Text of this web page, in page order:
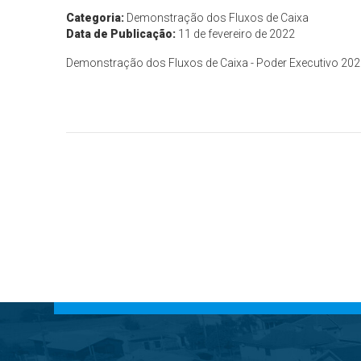
Categoria: Demonstração dos Fluxos de Caixa
Data de Publicação: 11 de fevereiro de 2022
Demonstração dos Fluxos de Caixa - Poder Executivo